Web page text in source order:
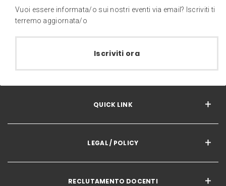
Vuoi essere informata/o sui nostri eventi via email? Iscriviti ti
terremo aggiornata/o
Iscriviti ora
QUICK LINK
LEGAL / POLICY
RECLUTAMENTO DOCENTI